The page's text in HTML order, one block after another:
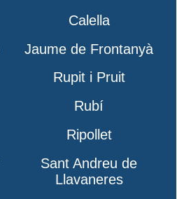
Calella
Jaume de Frontanyà
Rupit i Pruit
Rubí
Ripollet
Sant Andreu de
Llavaneres